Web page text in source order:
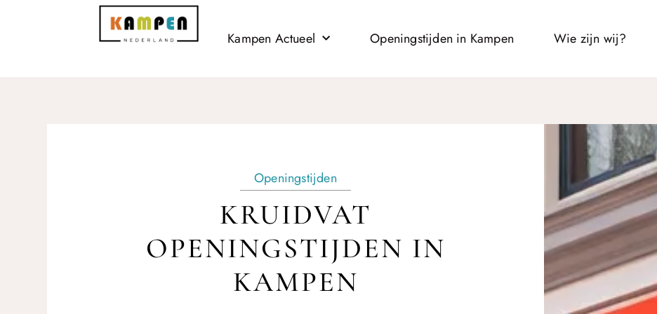
Kampen Actueel Openingstijden in Kampen Wie zijn wij?
Openingstijden
KRUIDVAT
OPENINGSTIJDEN IN
KAMPEN